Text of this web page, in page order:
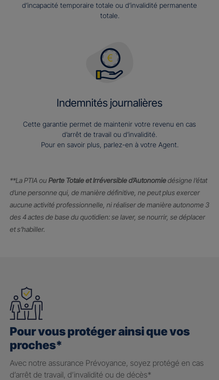
d’incapacité temporaire totale ou d’invalidité permanente
totale.
Indemnités journalières
Cette garantie permet de maintenir votre revenu en cas
d’arrêt de travail ou d’invalidité.
Pour en savoir plus, parlez-en à votre Agent.
**La PTIA ou Perte Totale et Irréversible d’Autonomiedésigne l’état
d’une personne qui, de manière définitive, ne peut plus exercer
aucune activité professionnelle, ni réaliser de manière autonome 3
des 4 actes de base du quotidien: se laver, se nourrir, se déplacer
et s’habiller.
Pour vous protéger ainsi que vos
proches*
Avec notre assurance Prévoyance, soyez protégé en cas
d’arrêt de travail, d’invalidité ou de décès*